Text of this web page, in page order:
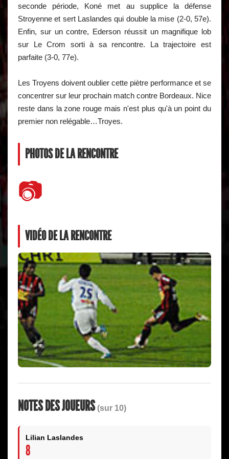
seconde période, Koné met au supplice la défense
Stroyenne et sert Laslandes qui double la mise (2-0, 57e).
Enfin, sur un contre, Ederson réussit un magnifique lob
sur Le Crom sorti à sa rencontre. La trajectoire est
parfaite (3-0, 77e).
Les Troyens doivent oublier cette piètre performance et se
concentrer sur leur prochain match contre Bordeaux. Nice
reste dans la zone rouge mais n'est plus qu'à un point du
premier non relégable…Troyes.
PHOTOS DE LA RENCONTRE
📷
VIDÉO DE LA RENCONTRE
NOTES DES JOUEURS (sur 10)
Lilian Laslandes
8